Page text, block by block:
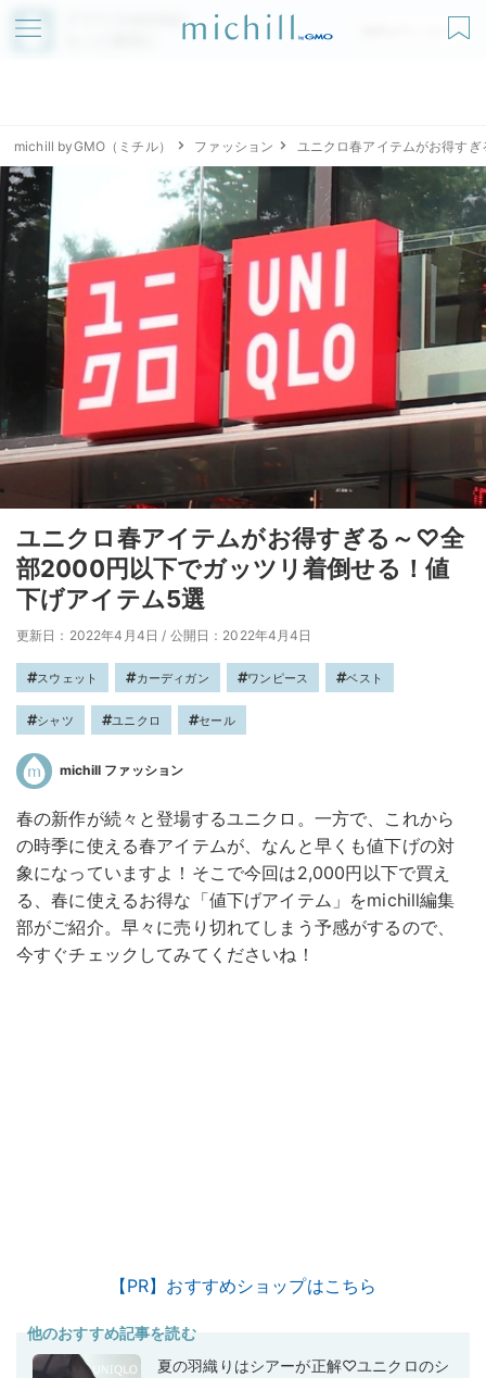
アプリでmichillが
無料ダウンロード
michill byGMO（ミチル） ファッション ユニクロ春アイテムがお得す
ユニクロ春アイテムがお得すぎる～♡全
部2000円以下でガッツリ着倒せる！値
下げアイテム5選
更新日：2022年4月4日 / 公開日：2022年4月4日
スウェット カーディガン ワンピース ベスト
シャツ ユニクロ セール
michill ファッション
春の新作が続々と登場するユニクロ。一方で、これから
の時季に使える春アイテムが、なんと早くも値下げの対
象になっていますよ！そこで今回は2,000円以下で買え
る、春に使えるお得な「値下げアイテム」をmichill編集
部がご紹介。早々に売り切れてしまう予感がするので、
今すぐチェックしてみてくださいね！
【PR】おすすめショップはこちら
他のおすすめ記事を読む
夏の羽織りはシアーが正解♡ユニクロのシ